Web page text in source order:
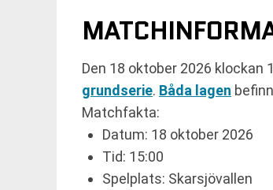
Den 18 oktober 2026 klockan
grundserie. Båda lagen
Matchfakta:
Datum: 18 oktober 2026
Tid: 15:00
Spelplats: Skarsjövallen